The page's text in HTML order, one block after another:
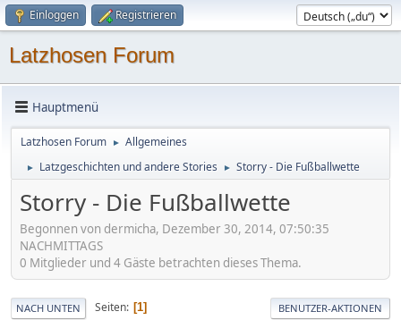
Einloggen Registrieren
Latzhosen Forum
Hauptmenü
Latzhosen Forum ► Allgemeines
► Latzgeschichten und andere Stories ► Storry - Die Fußballwette
Storry - Die Fußballwette
Begonnen von dermicha, Dezember 30, 2014, 07:50:35
NACHMITTAGS
0 Mitglieder und 4 Gäste betrachten dieses Thema.
NACH UNTEN Seiten 1 BENUTZER-AKTIONEN